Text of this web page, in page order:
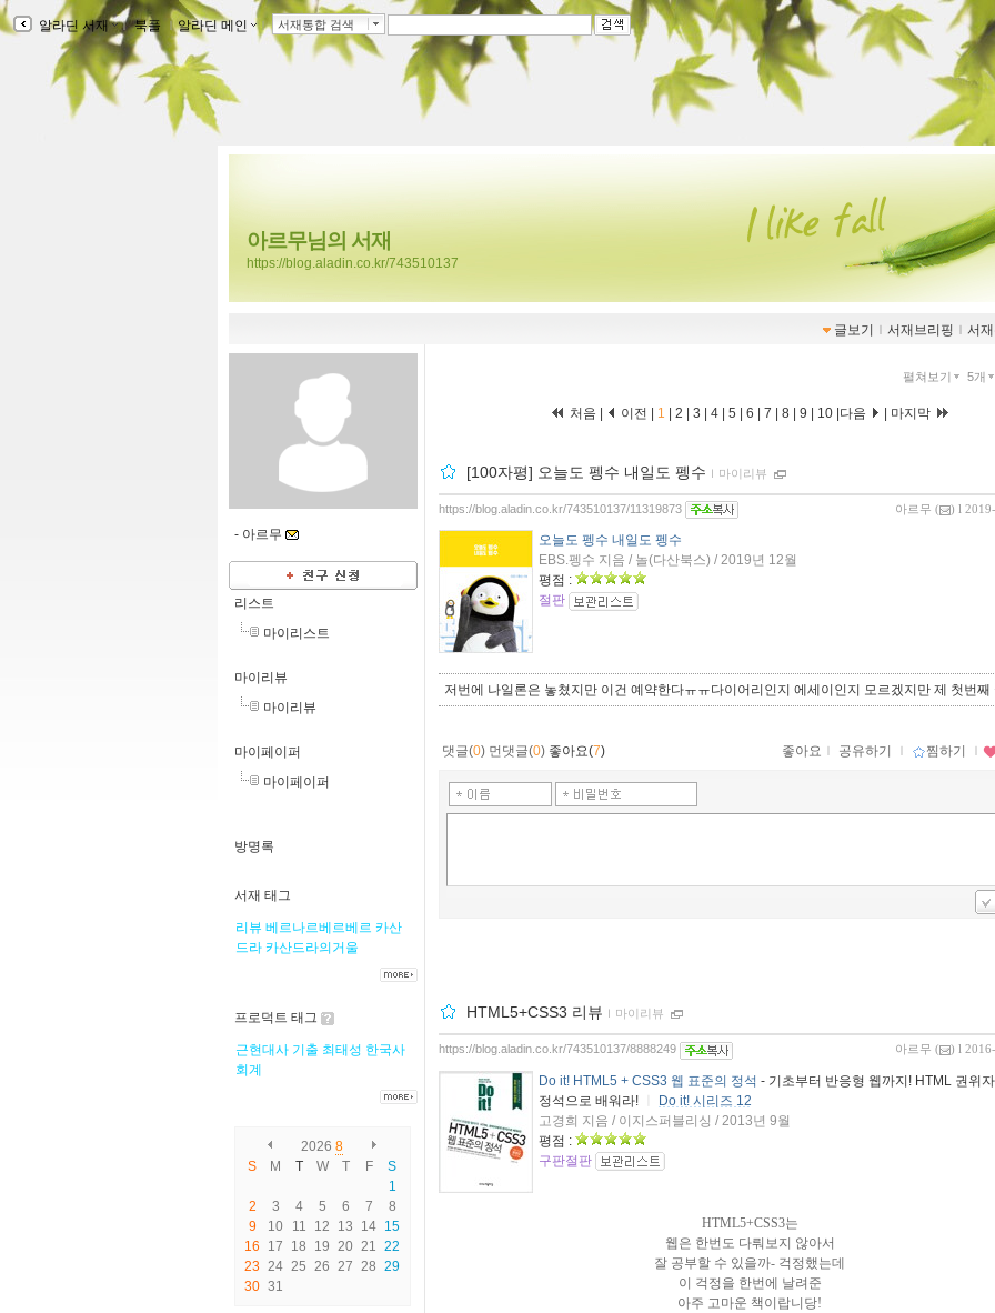
알라딘 서재 ｌ북플 ｌ알라딘 메인 ｌ 서재통합 검색
아르무님의 서재
https://blog.aladin.co.kr/743510137
글보기 ｌ 서재브리핑 ｌ 서재
- 아르무
리스트
마이리스트
마이리뷰
마이리뷰
마이페이퍼
마이페이퍼
방명록
서재 태그
리뷰 베르나르베르베르 카산
드라 카산드라의거울
프로덕트 태그
근현대사 기출 최태성 한국사
회계
2026 8
S
M T W T F
S
1
2
3 4 5 6 7
8
9
10 11 12 13 14 15
16
17 18 19 20 21 22
23 24 25 26 27 28 29
30 31
펼쳐보기 5개
처음 | 이전 | 1 2 3 4 5 6 7 8 9 10 다음 마지막
[100자평] 오늘도 펭수 내일도 펭수 ｌ 마이리뷰
아르무 ( ) l
https://blog.aladin.co.kr/743510137/11319873
오늘도 펭수 내일도 펭수
EBS.펭수 지음 / 놀(다산북스) / 2019년 12월
평점 :
절판
저번에 나일론은 놓쳤지만 이건 예약한다ㅠㅠ다이어리인지 에세이인지 모르겠지만 제 첫번째
댓글(0) 먼댓글(0) 좋아요(7) 좋아요 ｌ 공유하기 ｌ 찜하기 ｌ
HTML5+CSS3 리뷰 ｌ 마이리뷰
아르무 ( ) l
https://blog.aladin.co.kr/743510137/8888249
Do it! HTML5 + CSS3 웹 표준의 정석 - 기초부터 반응형 웹까지! HTML 권위자
정석으로 배워라!
Do it! 시리즈 12
고경희 지음 / 이지스퍼블리싱 / 2013년 9월
평점 :
구판절판
HTML5+CSS3는
웹은 한번도 다뤄보지 않아서
잘 공부할 수 있을까- 걱정했는데
이 걱정을 한번에 날려준
아주 고마운 책이랍니당!